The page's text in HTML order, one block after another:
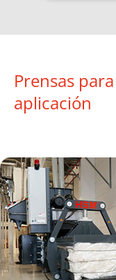
Prensas
aplicación